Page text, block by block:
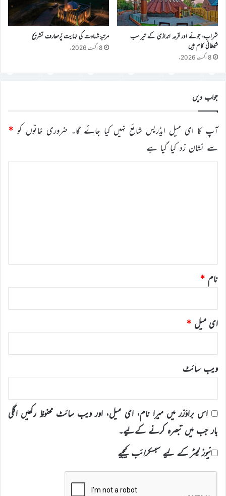
شراب، جوئے اور قرعہ اندازی کے تیر سب
شیطانی کام ہیں
8 اگست 2026ء
مرتبۂ شہادت کی نہایت پُرمعارف تشریح
8 اگست 2026ء
جواب دیں
آپ کا ای میل ایڈریس شائع نہیں کیا جائے گا۔ ضروری خانوں کو *
سے نشان زد کیا گیا ہے
نام *
ای میل *
ویب‌ سائٹ
اس براؤزر میں میرا نام، ای میل، اور ویب سائٹ محفوظ رکھیں اگلی
بار جب میں تبصرہ کرنے کےلیے۔
نیوز لیٹر کے لیے سبسکرائب کیجیے